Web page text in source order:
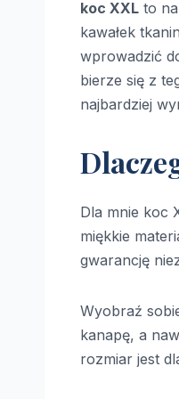
koc XXL to
kawałek
wprowadzić
bierze się z
najbardziej
Dla mnie koc
miękkie
gwarancję
Wyobraź
kanapę, a
rozmiar jest